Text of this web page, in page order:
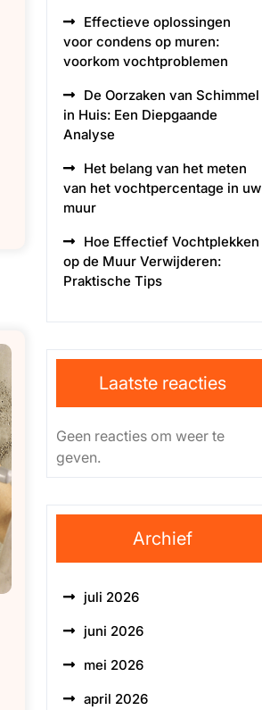
Effectieve oplossingen
voor condens op muren:
voorkom vochtproblemen
De Oorzaken van Schimmel
in Huis: Een Diepgaande
Analyse
Het belang van het meten
van het vochtpercentage in uw
muur
Hoe Effectief Vochtplekken
op de Muur Verwijderen:
Praktische Tips
Laatste reacties
Geen reacties om weer te
geven.
Archief
juli 2026
juni 2026
mei 2026
april 2026